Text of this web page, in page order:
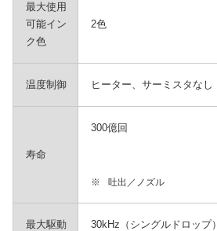
最大使用
可能イン
ク色
2色
温度制御 ヒーター、サーミスタなし
寿命
300億回
※ 吐出／ノズル
最大駆動
30kHz（シングルドロップ）